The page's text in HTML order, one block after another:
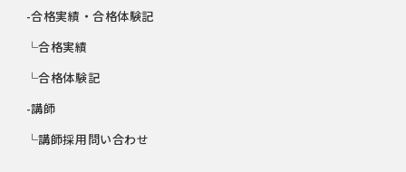
-合格実績・合格体験記
└合格実績
└合格体験記
-講師
└講師採用問い合わせ